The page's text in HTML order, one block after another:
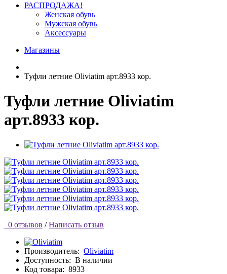
РАСПРОДАЖА!
Женская обувь
Мужская обувь
Аксессуары
Магазины
Туфли летние Oliviatim арт.8933 кор.
Туфли летние Oliviatim
арт.8933 кор.
0 отзывов / Написать отзыв
Производитель: Oliviatim
Доступность: В наличии
Код товара: 8933